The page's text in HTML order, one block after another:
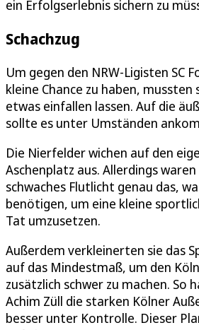
ein Erfolgserlebnis sichern zu
Schachzug
Um gegen den NRW-Ligisten SC
kleine Chance zu haben,
etwas einfallen lassen. Auf die
sollte es unter Umständen
Die Nierfelder wichen auf den
Aschenplatz aus. Allerdings
schwaches Flutlicht genau das,
benötigen, um eine kleine
Tat umzusetzen.
Außerdem verkleinerten sie das
auf das Mindestmaß, um den
zusätzlich schwer zu machen. So
Achim Züll die starken Kölner
besser unter Kontrolle. Dieser